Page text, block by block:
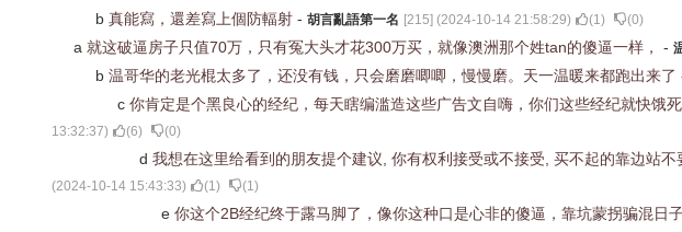
b 真能寫，還差寫上個防輻射 - 胡言亂語第一名 [215] (2024-10-14 21:58:29) (1) (0)
a 就这破逼房子只值70万，只有冤大头才花300万买，就像澳洲那个姓tan的傻逼一样， -
b 温哥华的老光棍太多了，还没有钱，只会磨磨唧唧，慢慢磨。天一温暖来都跑出来了
c 你肯定是个黑良心的经纪，每天瞎编滥造这些广告文自嗨，你们这些经纪就快饿
13:32:37) (6) (0)
d 我想在这里给看到的朋友提个建议, 你有权利接受或不接受, 买不起的靠边站
(2024-10-14 15:43:33) (1) (1)
e 你这个2B经纪终于露马脚了，像你这种口是心非的傻逼，靠坑蒙拐骗混日